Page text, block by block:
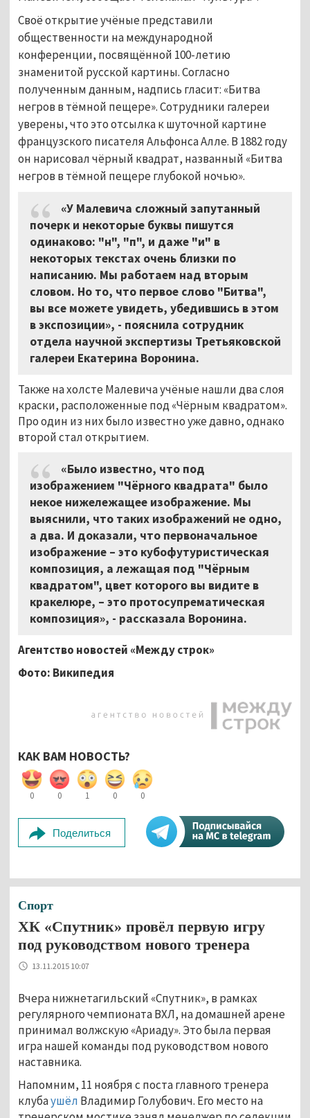
Своё открытие учёные представили
общественности на международной
конференции, посвящённой 100-летию
знаменитой русской картины. Согласно
полученным данным, надпись гласит: «Битва
негров в тёмной пещере». Сотрудники галереи
уверены, что это отсылка к шуточной картине
французского писателя Альфонса Алле. В 1882 году
он нарисовал чёрный квадрат, названный «Битва
негров в тёмной пещере глубокой ночью».
«У Малевича сложный запутанный
почерк и некоторые буквы пишутся
одинаково: "н", "п", и даже "и" в
некоторых текстах очень близки по
написанию. Мы работаем над вторым
словом. Но то, что первое слово "Битва",
вы все можете увидеть, убедившись в этом
в экспозиции», - пояснила сотрудник
отдела научной экспертизы Третьяковской
галереи Екатерина Воронина.
Также на холсте Малевича учёные нашли два слоя
краски, расположенные под «Чёрным квадратом».
Про один из них было известно уже давно, однако
второй стал открытием.
«Было известно, что под
изображением "Чёрного квадрата" было
некое нижележащее изображение. Мы
выяснили, что таких изображений не одно,
а два. И доказали, что первоначальное
изображение – это кубофутуристическая
композиция, а лежащая под "Чёрным
квадратом", цвет которого вы видите в
кракелюре, – это протосупрематическая
композиция», - рассказала Воронина.
Агентство новостей «Между строк»
Фото: Википедия
КАК ВАМ НОВОСТЬ?
0 0 1 0 0
Поделиться
Спорт
ХК «Спутник» провёл первую игру
под руководством нового тренера
13.11.2015 10:07
Вчера нижнетагильский «Спутник», в рамках
регулярного чемпионата ВХЛ, на домашней арене
принимал волжскую «Ариаду». Это была первая
игра нашей команды под руководством нового
наставника.
Напомним, 11 ноября с поста главного тренера
клубаушёл Владимир Голубович. Его место на